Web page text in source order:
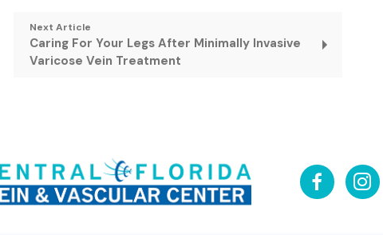
Next Article
Caring For Your Legs After Minimally Invasive
Varicose Vein Treatment